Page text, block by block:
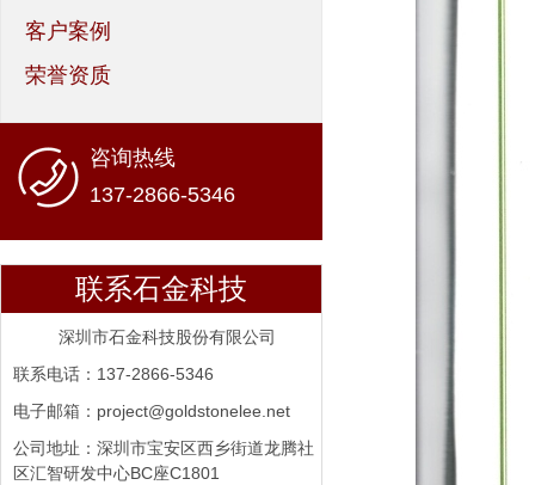
客户案例
荣誉资质
咨询热线
137-2866-5346
联系石金科技
深圳市石金科技股份有限公司
联系电话：137-2866-5346
电子邮箱：project@goldstonelee.net
公司地址：深圳市宝安区西乡街道龙腾社
区汇智研发中心BC座C1801